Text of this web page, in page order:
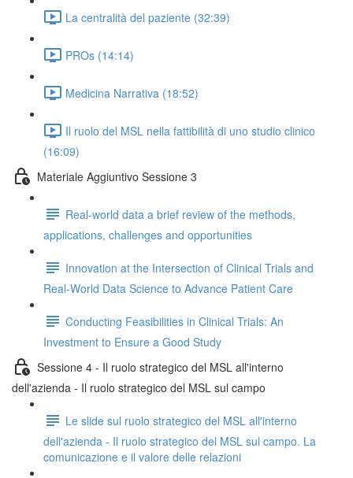
La centralità del paziente (32:39)
PROs (14:14)
Medicina Narrativa (18:52)
Il ruolo del MSL nella fattibilità di uno studio clinico
(16:09)
Materiale Aggiuntivo Sessione 3
Real-world data a brief review of the methods,
applications, challenges and opportunities
Innovation at the Intersection of Clinical Trials and
Real-World Data Science to Advance Patient Care
Conducting Feasibilities in Clinical Trials: An
Investment to Ensure a Good Study
Sessione 4 - Il ruolo strategico del MSL all'interno
dell'azienda - Il ruolo strategico del MSL sul campo
Le slide sul ruolo strategico del MSL all'interno
dell'azienda - Il ruolo strategico del MSL sul campo. La
comunicazione e il valore delle relazioni